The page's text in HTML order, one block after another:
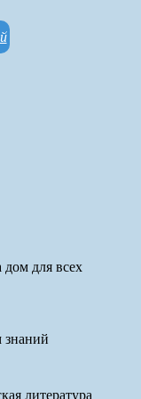
для всех
знаний
литература